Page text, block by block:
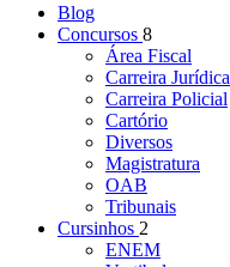
Blog
Concursos 8
Área Fiscal
Carreira Jurídica
Carreira Policial
Cartório
Diversos
Magistratura
OAB
Tribunais
Cursinhos 2
ENEM